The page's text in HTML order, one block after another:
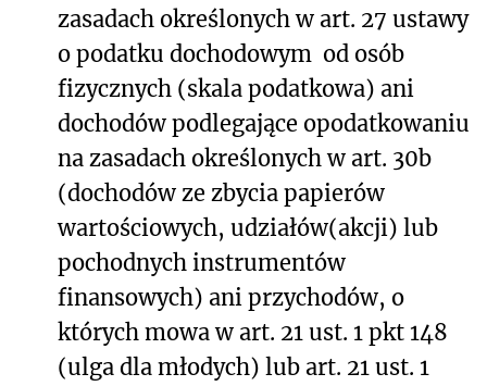
zasadach określonych w art. 27 ustawy
o podatku dochodowym od osób
fizycznych (skala podatkowa) ani
dochodów podlegające opodatkowaniu
na zasadach określonych w art. 30b
(dochodów ze zbycia papierów
wartościowych, udziałów(akcji) lub
pochodnych instrumentów
finansowych) ani przychodów, o
których mowa w art. 21 ust. 1 pkt 148
(ulga dla młodych) lub art. 21 ust. 1